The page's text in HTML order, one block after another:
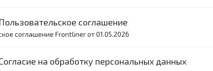
соглашение
соглашение Frontliner от 01.05.2026
на обработку персональных данных